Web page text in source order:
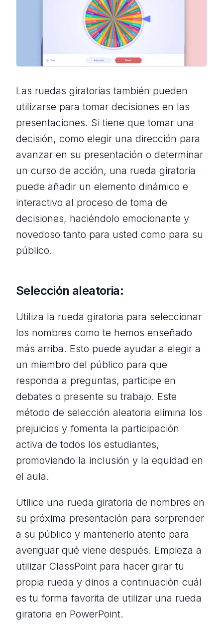
Las ruedas giratorias también pueden
utilizarse para tomar decisiones en las
presentaciones. Si tiene que tomar una
decisión, como elegir una dirección para
avanzar en su presentación o determinar
un curso de acción, una rueda giratoria
puede añadir un elemento dinámico e
interactivo al proceso de toma de
decisiones, haciéndolo emocionante y
novedoso tanto para usted como para su
público.
Selección aleatoria:
Utiliza la rueda giratoria para seleccionar
los nombres como te hemos enseñado
más arriba. Esto puede ayudar a elegir a
un miembro del público para que
responda a preguntas, participe en
debates o presente su trabajo. Este
método de selección aleatoria elimina los
prejuicios y fomenta la participación
activa de todos los estudiantes,
promoviendo la inclusión y la equidad en
el aula.
Utilice una rueda giratoria de nombres en
su próxima presentación para sorprender
a su público y mantenerlo atento para
averiguar qué viene después. Empieza a
utilizar ClassPoint para hacer girar tu
propia rueda y dinos a continuación cuál
es tu forma favorita de utilizar una rueda
giratoria en PowerPoint.